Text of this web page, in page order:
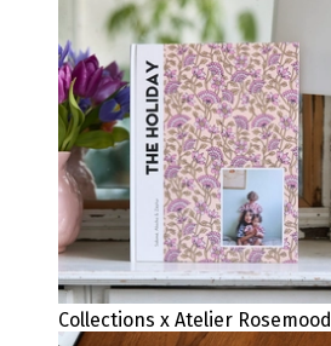
Collections x Atelier Rosemood